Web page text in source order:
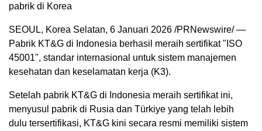
pabrik di Korea
SEOUL, Korea Selatan, 6 Januari 2026 /PRNewswire/ —
Pabrik KT&G di Indonesia berhasil meraih sertifikat "ISO
45001", standar internasional untuk sistem manajemen
kesehatan dan keselamatan kerja (K3).
Setelah pabrik KT&G di Indonesia meraih sertifikat ini,
menyusul pabrik di Rusia dan Türkiye yang telah lebih
dulu tersertifikasi, KT&G kini secara resmi memiliki sistem